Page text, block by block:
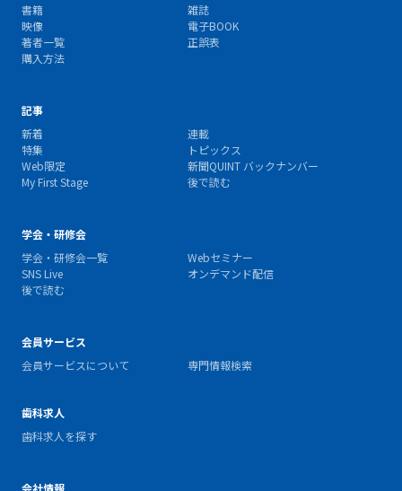
書籍
雑誌
映像
電子BOOK
著者一覧
正誤表
購入方法
記事
新着
連載
特集
トピックス
Web限定
新聞QUINT バックナンバー
My First Stage
後で読む
学会・研修会
学会・研修会一覧
Webセミナー
SNS Live
オンデマンド配信
後で読む
会員サービス
会員サービスについて
専門情報検索
歯科求人
歯科求人を探す
会社情報